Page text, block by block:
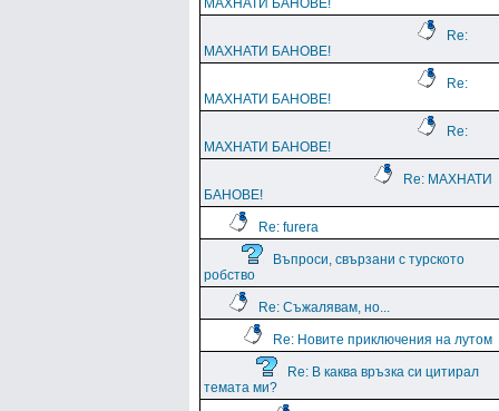
МАХНАТИ БАНОВЕ!
Re:
МАХНАТИ БАНОВЕ!
Re:
МАХНАТИ БАНОВЕ!
Re:
МАХНАТИ БАНОВЕ!
Re: МАХНАТИ
БАНОВЕ!
Re: furera
Въпроси, свързани с турското
робство
Re: Съжалявам, но...
Re: Новите приключения на лутом
Re: В каква връзка си цитирал
темата ми?